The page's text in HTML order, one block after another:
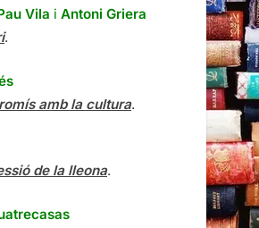
Vila i Antoni Griera
.
amb la cultura.
de la lleona.